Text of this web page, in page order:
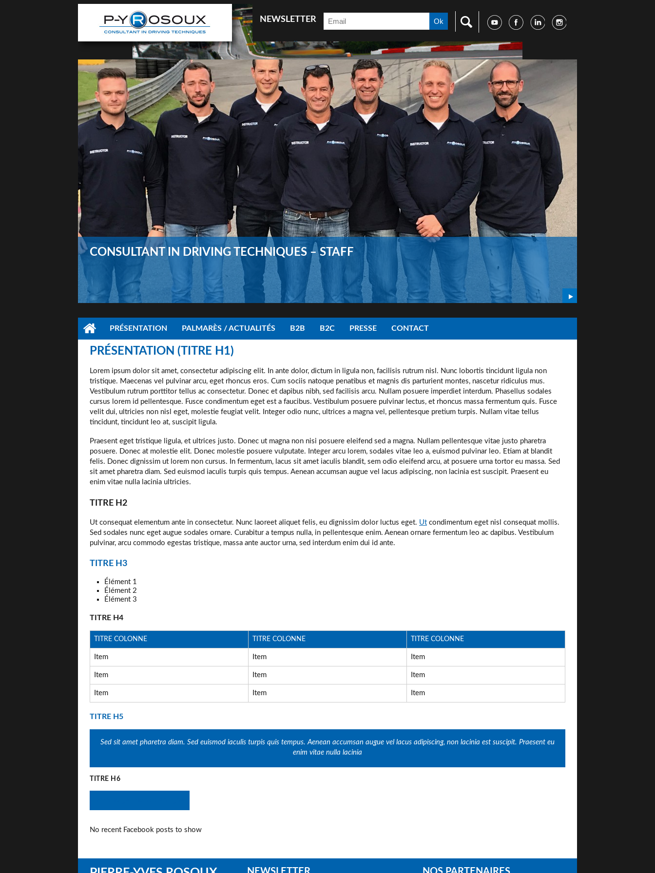
NEWSLETTER
Accueil
After 6 (18h-20h : Initiation au pilotage)
Ask for information
B2B
Car test
Coaching
Coaching EN
Conférence
Contact
Contact
Demandes d’infos
e-Driving
Eco-Driving
Events package
Galeries photos
Introduction
Legal notice
Les News
Mentions légales
News EN
Newsletter
Palmarès / Actualités
Photo galleries
Pilote de précision (TV – Cinéma)
Plan du site
Présentation de véhicules pour les marques
Presse
Prize list / News
Recherche
Road Book
Search
Sitemap
CONSULTANT IN DRIVING TECHNIQUES – STAFF
PRÉSENTATION PALMARÈS / ACTUALITÉS B2B B2C PRESSE CONTACT
PRÉSENTATION (TITRE H1)
Lorem ipsum dolor sit amet, consectetur adipiscing elit. In ante dolor, dictum in ligula non, facilisis rutrum nisl. Nunc lobortis tincidunt ligula non
tristique. Maecenas vel pulvinar arcu, eget rhoncus eros. Cum sociis natoque penatibus et magnis dis parturient montes, nascetur ridiculus mus.
Vestibulum rutrum porttitor tellus ac consectetur. Donec et dapibus nibh, sed facilisis arcu. Nullam posuere imperdiet interdum. Phasellus sodales
cursus lorem id pellentesque. Fusce condimentum eget est a faucibus. Vestibulum posuere pulvinar lectus, et rhoncus massa fermentum quis. Fusce
velit dui, ultricies non nisl eget, molestie feugiat velit. Integer odio nunc, ultrices a magna vel, pellentesque pretium turpis. Nullam vitae tellus
tincidunt, tincidunt leo at, suscipit ligula.
Praesent eget tristique ligula, et ultrices justo. Donec ut magna non nisi posuere eleifend sed a magna. Nullam pellentesque vitae justo pharetra
posuere. Donec at molestie elit. Donec molestie posuere vulputate. Integer arcu lorem, sodales vitae leo a, euismod pulvinar leo. Etiam at blandit
felis. Donec dignissim ut lorem non cursus. In fermentum, lacus sit amet iaculis blandit, sem odio eleifend arcu, at posuere urna tortor eu massa. Sed
sit amet pharetra diam. Sed euismod iaculis turpis quis tempus. Aenean accumsan augue vel lacus adipiscing, non lacinia est suscipit. Praesent eu
enim vitae nulla lacinia ultricies.
TITRE H2
Ut consequat elementum ante in consectetur. Nunc laoreet aliquet felis, eu dignissim dolor luctus eget. Ut condimentum eget nisl consequat mollis.
Sed sodales nunc eget augue sodales ornare. Curabitur a tempus nulla, in pellentesque enim. Aenean ornare fermentum leo ac dapibus. Vestibulum
pulvinar, arcu commodo egestas tristique, massa ante auctor urna, sed interdum enim dui id ante.
TITRE H3
Élément 1
Élément 2
Élément 3
TITRE H4
TITRE COLONNE TITRE COLONNE TITRE COLONNE
Item Item Item
Item Item Item
Item Item Item
TITRE H5
Sed sit amet pharetra diam. Sed euismod iaculis turpis quis tempus. Aenean accumsan augue vel lacus adipiscing, non lacinia est suscipit. Praesent eu
enim vitae nulla lacinia
TITRE H6
No recent Facebook posts to show